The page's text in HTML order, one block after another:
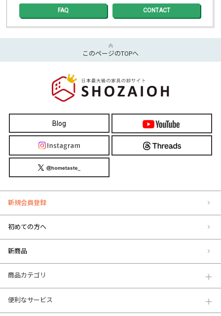
FAQ CONTACT
このページのTOPへ
Blog
新規会員登録
初めての方へ
新商品
商品カテゴリ
便利なサービス